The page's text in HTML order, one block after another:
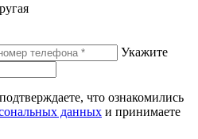
Укажите
что ознакомились
данных и принимаете